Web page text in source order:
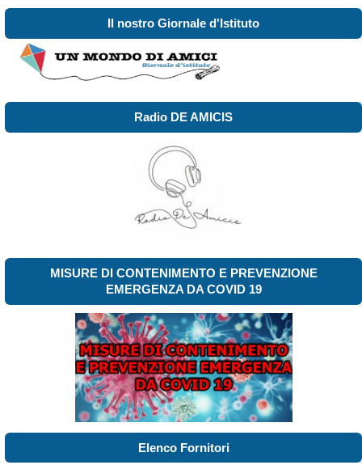
Il nostro Giornale d'Istituto
Radio DE AMICIS
MISURE DI CONTENIMENTO E PREVENZIONE
EMERGENZA DA COVID 19
Elenco Fornitori